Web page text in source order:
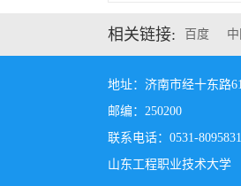
相关链接: 百度
地址：济南市经十东路
邮编：250200
联系电话：0531-
山东工程职业技术大学